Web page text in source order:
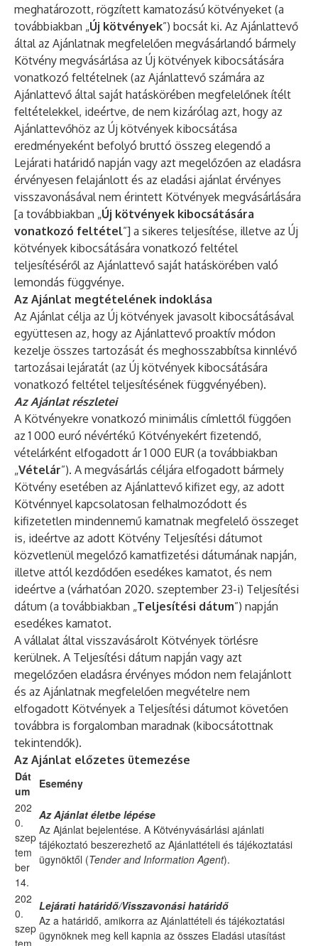
meghatározott, rögzített kamatozású kötvényeket (a
továbbiakban „Új kötvények”) bocsát ki. Az Ajánlattevő
által az Ajánlatnak megfelelően megvásárlandó bármely
Kötvény megvásárlása az Új kötvények kibocsátására
vonatkozó feltételnek (az Ajánlattevő számára az
Ajánlattevő által saját hatáskörében megfelelőnek ítélt
feltételekkel, ideértve, de nem kizárólag azt, hogy az
Ajánlattevőhöz az Új kötvények kibocsátása
eredményeként befolyó bruttó összeg elegendő a
Lejárati határidő napján vagy azt megelőzően az eladásra
érvényesen felajánlott és az eladási ajánlat érvényes
visszavonásával nem érintett Kötvények megvásárlására
[a továbbiakban „Új kötvények kibocsátására
vonatkozó feltétel”] a sikeres teljesítése, illetve az Új
kötvények kibocsátására vonatkozó feltétel
teljesítéséről az Ajánlattevő saját hatáskörében való
lemondás függvénye.
Az Ajánlat megtételének indoklása
Az Ajánlat célja az Új kötvények javasolt kibocsátásával
együttesen az, hogy az Ajánlattevő proaktív módon
kezelje összes tartozását és meghosszabbítsa kinnlévő
tartozásai lejáratát (az Új kötvények kibocsátására
vonatkozó feltétel teljesítésének függvényében).
Az Ajánlat részletei
A Kötvényekre vonatkozó minimális címlettől függően
az 1 000 euró névértékű Kötvényekért fizetendő,
vételárként elfogadott ár 1 000 EUR (a továbbiakban
„Vételár”). A megvásárlás céljára elfogadott bármely
Kötvény esetében az Ajánlattevő kifizet egy, az adott
Kötvénnyel kapcsolatosan felhalmozódott és
kifizetetlen mindennemű kamatnak megfelelő összeget
is, ideértve az adott Kötvény Teljesítési dátumot
közvetlenül megelőző kamatfizetési dátumának napján,
illetve attól kezdődően esedékes kamatot, és nem
ideértve a (várhatóan 2020. szeptember 23-i) Teljesítési
dátum (a továbbiakban „Teljesítési dátum”) napján
esedékes kamatot.
A vállalat által visszavásárolt Kötvények törlésre
kerülnek. A Teljesítési dátum napján vagy azt
megelőzően eladásra érvényes módon nem felajánlott
és az Ajánlatnak megfelelően megvételre nem
elfogadott Kötvények a Teljesítési dátumot követően
továbbra is forgalomban maradnak (kibocsátottnak
tekintendők).
Az Ajánlat előzetes ütemezése
Dát
um
Esemény
202
0.
szep
tem
ber
14.
Az Ajánlat életbe lépése
Az Ajánlat bejelentése. A Kötvényvásárlási ajánlati
tájékoztató beszerezhető az Ajánlattételi és tájékoztatási
ügynöktől (Tender and Information Agent).
202
0.
szep
tem
Lejárati határidő/Visszavonási határidő
Az a határidő, amikorra az Ajánlattételi és tájékoztatási
ügynöknek meg kell kapnia az összes Eladási utasítást